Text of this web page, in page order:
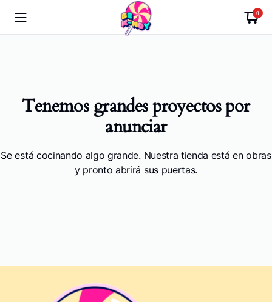
0
Tenemos grandes proyectos por
anunciar
Se está cocinando algo grande. Nuestra tienda está en obras
y pronto abrirá sus puertas.